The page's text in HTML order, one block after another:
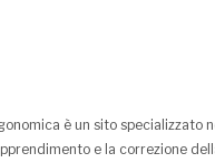
è un sito specializzato
e la correzione